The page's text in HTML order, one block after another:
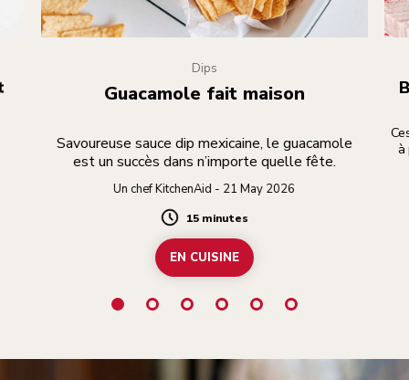
Dips
Guacamole fait maison
Savoureuse sauce dip mexicaine, le guacamole
est un succès dans n’importe quelle fête.
Un chef KitchenAid - 21 May 2026
Duration
15 minutes
EN CUISINE
à